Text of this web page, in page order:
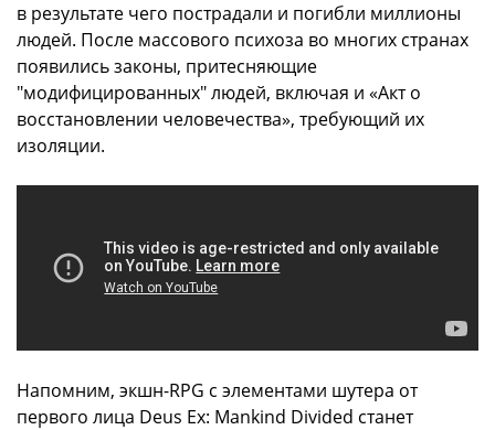
в результате чего пострадали и погибли миллионы
людей. После массового психоза во многих странах
появились законы, притесняющие
"модифицированных" людей, включая и «Акт о
восстановлении человечества», требующий их
изоляции.
Напомним, экшн-RPG с элементами шутера от
первого лица Deus Ex: Mankind Divided станет